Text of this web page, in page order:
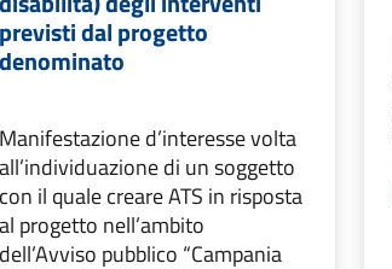
dal progetto
d’interesse volta
di un soggetto
il quale creare ATS in risposta
progetto nell’ambito
pubblico “Campania